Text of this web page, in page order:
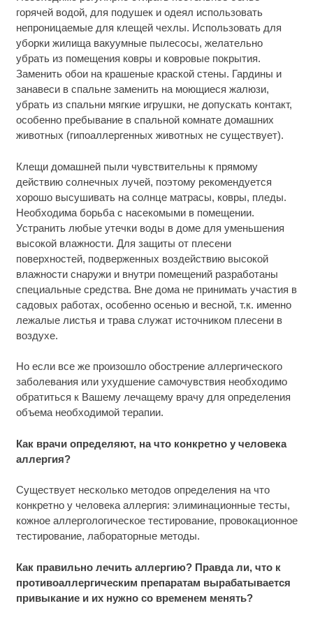
горячей водой, для подушек и одеял использовать
непроницаемые для клещей чехлы. Использовать для
уборки жилища вакуумные пылесосы, желательно
убрать из помещения ковры и ковровые покрытия.
Заменить обои на крашеные краской стены. Гардины и
занавеси в спальне заменить на моющиеся жалюзи,
убрать из спальни мягкие игрушки, не допускать контакт,
особенно пребывание в спальной комнате домашних
животных (гипоаллергенных животных не существует).
Клещи домашней пыли чувствительны к прямому
действию солнечных лучей, поэтому рекомендуется
хорошо высушивать на солнце матрасы, ковры, пледы.
Необходима борьба с насекомыми в помещении.
Устранить любые утечки воды в доме для уменьшения
высокой влажности. Для защиты от плесени
поверхностей, подверженных воздействию высокой
влажности снаружи и внутри помещений разработаны
специальные средства. Вне дома не принимать участия в
садовых работах, особенно осенью и весной, т.к. именно
лежалые листья и трава служат источником плесени в
воздухе.
Но если все же произошло обострение аллергического
заболевания или ухудшение самочувствия необходимо
обратиться к Вашему лечащему врачу для определения
объема необходимой терапии.
Как врачи определяют, на что конкретно у человека
аллергия?
Существует несколько методов определения на что
конкретно у человека аллергия: элиминационные тесты,
кожное аллергологическое тестирование, провокационное
тестирование, лабораторные методы.
Как правильно лечить аллергию? Правда ли, что к
противоаллергическим препаратам вырабатывается
привыкание и их нужно со временем менять?